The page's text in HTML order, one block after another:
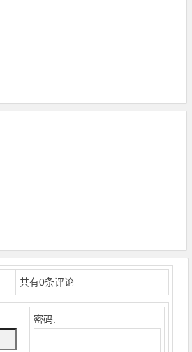
共有0条评论
密码: